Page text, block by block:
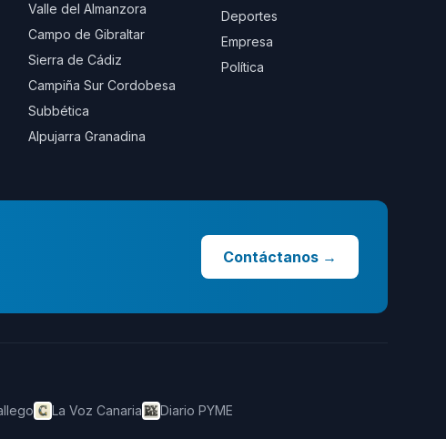
Valle del Almanzora
Campo de Gibraltar
Sierra de Cádiz
Campiña Sur Cordobesa
Subbética
Alpujarra Granadina
Deportes
Empresa
Política
Contáctanos →
La Voz Canaria Diario PYME